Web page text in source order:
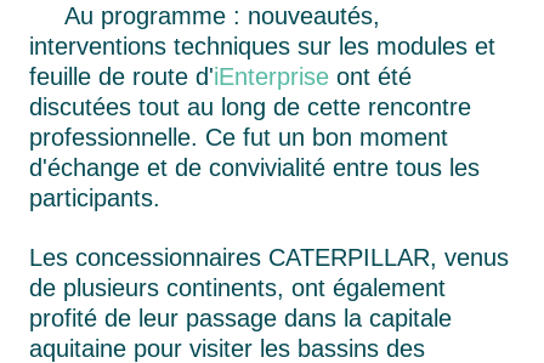
Au programme : nouveautés,
interventions techniques sur les modules et
feuille de route d'iEnterprise ont été
discutées tout au long de cette rencontre
professionnelle. Ce fut un bon moment
d'échange et de convivialité entre tous les
participants.
Les concessionnaires CATERPILLAR, venus
de plusieurs continents, ont également
profité de leur passage dans la capitale
aquitaine pour visiter les bassins des